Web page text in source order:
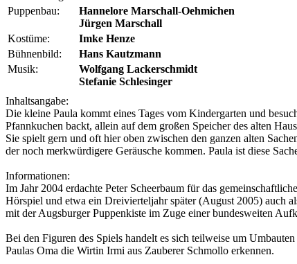
Puppenbau:
Hannelore Marschall-Oehmichen
Jürgen Marschall
Kostüme:
Imke Henze
Bühnenbild:
Hans Kautzmann
Musik:
Wolfgang Lackerschmidt
Stefanie Schlesinger
Inhaltsangabe:
Die kleine Paula kommt eines Tages vom Kindergarten und
Pfannkuchen backt, allein auf dem großen Speicher des alten
Sie spielt gern und oft hier oben zwischen den ganzen alten
der noch merkwürdigere Geräusche kommen. Paula ist diese
Informationen:
Im Jahr 2004 erdachte Peter Scheerbaum für das
Hörspiel und etwa ein Dreivierteljahr später (August 2005) auch
mit derAugsburger Puppenkiste im Zuge einer bundesweiten
Bei den Figuren des Spiels handelt es sich teilweise um
Paulas Oma die Wirtin Irmi aus Zauberer Schmollo erkennen.